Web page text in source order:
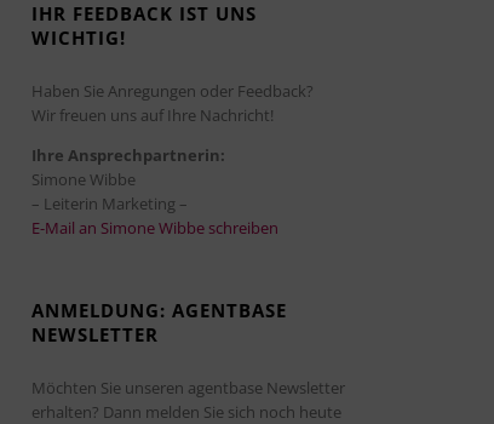
IHR FEEDBACK IST UNS
WICHTIG!
Haben Sie Anregungen oder Feedback?
Wir freuen uns auf Ihre Nachricht!
Ihre Ansprechpartnerin:
Simone Wibbe
– Leiterin Marketing –
E-Mail an Simone Wibbe schreiben
ANMELDUNG: AGENTBASE
NEWSLETTER
Möchten Sie unseren agentbase Newsletter
erhalten? Dann melden Sie sich noch heute